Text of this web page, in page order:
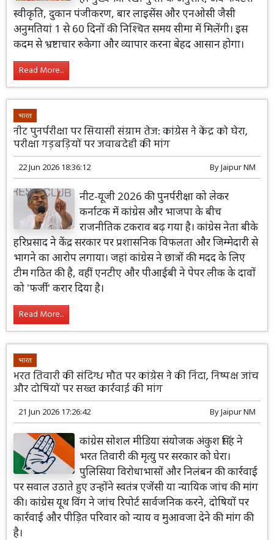
स्वीकृति, दुकान पंजीकरण, बार लाइसेंस और एनओसी जैसी
अनुमतियां 1 से 60 दिनों की निश्चित समय सीमा में मिलेंगी। इस
कदम से भ्रष्टाचार रुकेगा और व्यापार करना बेहद आसान होगा।
Read More...
भारत
नीट पुनर्परीक्षा पर सियासी संग्राम तेज: कांग्रेस ने केंद्र को घेरा,
परीक्षा गड़बड़ियों पर जवाबदेही की मांग
22 Jun 2026 18:36:12 ByJaipur NM
नीट-यूजी 2026 की पुनर्परीक्षा को लेकर
कर्नाटक में कांग्रेस और भाजपा के बीच
राजनीतिक टकराव बढ़ गया है। कांग्रेस नेता बीके
हरिप्रसाद ने केंद्र सरकार पर प्रशासनिक विफलता और जिम्मेदारी से
भागने का आरोप लगाया। जहां कांग्रेस ने छात्रों की मदद के लिए
टीम गठित की है, वहीं एनटीए और पीआईबी ने पेपर लीक के दावों
को 'फर्जी' करार दिया है।
Read More...
भारत
भरत तिवारी की संदिग्ध मौत पर कांग्रेस ने की निंदा, निष्पक्ष जांच
और दोषियों पर सख्त कार्रवाई की मांग
21 Jun 2026 17:26:42 ByJaipur NM
कांग्रेस सोशल मीडिया संयोजक अंकुश सिंह ने
भरत तिवारी की मृत्यु पर सरकार को घेरा।
पुलिसिया विरोधाभासों और निलंबन की कार्रवाई
पर सवाल उठाते हुए उन्होंने स्वतंत्र एजेंसी या न्यायिक जांच की मांग
की। कांग्रेस यूथ विंग ने जांच रिपोर्ट सार्वजनिक करने, दोषियों पर
कार्रवाई और पीड़ित परिवार को न्याय व मुआवजा देने की मांग की
है।